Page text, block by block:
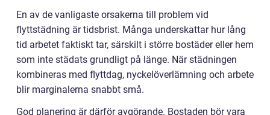
En av de vanligaste orsakerna till problem vid
flyttstädning är tidsbrist. Många underskattar hur lång
tid arbetet faktiskt tar, särskilt i större bostäder eller hem
som inte städats grundligt på länge. När städningen
kombineras med flyttdag, nyckelöverlämning och arbete
blir marginalerna snabbt små.
God planering är därför avgörande. Bostaden bör vara